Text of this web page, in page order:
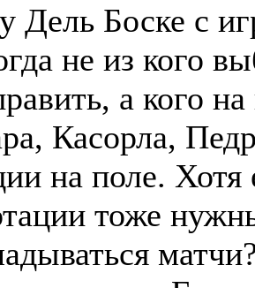
Дель Боске с
не из кого
а кого
Касорла,
на поле.
тоже